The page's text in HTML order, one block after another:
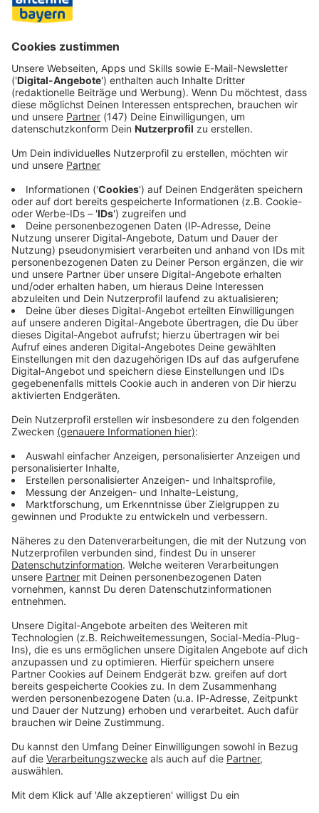
und kamen so im letzten Abschnitt wieder auf fünf Punkte
heran (64:69). Doch die Gastgeber hatten immer eine
Antwort.
Immer auf dem Laufenden
bleiben!
Verpass' nichts mehr - mit unserem kostenlosen
ANTENNE BAYERN Newsletter. Ob Nachrichten,
Lifestyle oder unsere neuesten Aktionen - wir
informieren dich.
Zum Newsletter anmelden
Du möchtest uns etwas sagen?
Kontaktformular
Sprachnachricht
© dpa-infocom, dpa:260604-930-175224/1
DAS KÖNNTE DICH AUCH INTERESSIEREN